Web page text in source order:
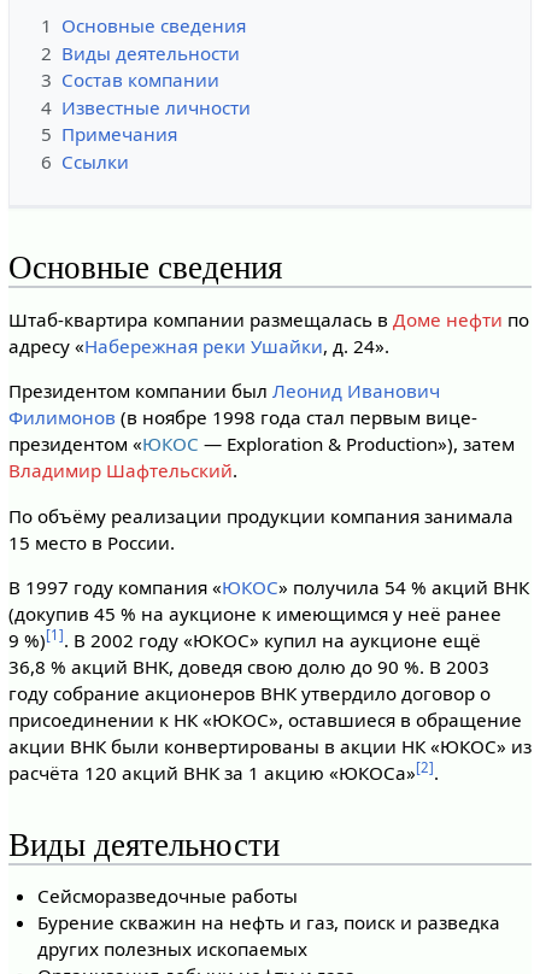
1 Основные сведения
2 Виды деятельности
3 Состав компании
4 Известные личности
5 Примечания
6 Ссылки
Основные сведения
Штаб-квартира компании размещалась в Доме нефти по
адресу «Набережная реки Ушайки, д. 24».
Президентом компании был Леонид Иванович
Филимонов (в ноябре 1998 года стал первым вице-
президентом «ЮКОС — Exploration & Production»), затем
Владимир Шафтельский.
По объёму реализации продукции компания занимала
15 место в России.
В 1997 году компания «ЮКОС» получила 54 % акций ВНК
(докупив 45 % на аукционе к имеющимся у неё ранее
9 %)[1]. В 2002 году «ЮКОС» купил на аукционе ещё
36,8 % акций ВНК, доведя свою долю до 90 %. В 2003
году собрание акционеров ВНК утвердило договор о
присоединении к НК «ЮКОС», оставшиеся в обращение
акции ВНК были конвертированы в акции НК «ЮКОС» из
расчёта 120 акций ВНК за 1 акцию «ЮКОСа»[2].
Виды деятельности
Сейсморазведочные работы
Бурение скважин на нефть и газ, поиск и разведка
других полезных ископаемых